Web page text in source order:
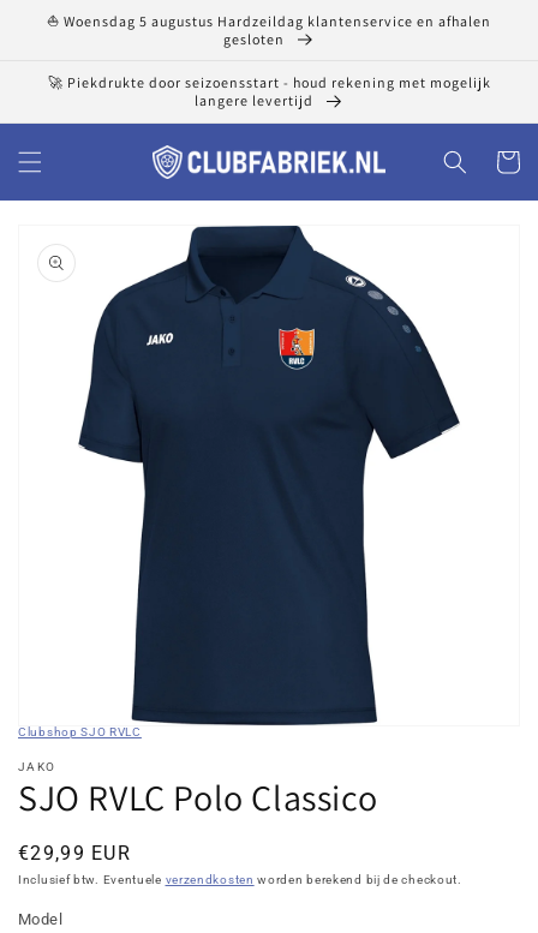
naar de
⛵ Woensdag 5 augustus Hardzeildag klantenservice en afhalen
gesloten
🚀 Piekdrukte door seizoensstart - houd rekening met mogelijk
langere levertijd
galerieweergave
Clubshop SJO RVLC
JAKO
SJO RVLC Polo Classico
Normale
prijs
€29,99 EUR
Inclusief btw. Eventuele verzendkosten worden berekend bij de checkout.
Model